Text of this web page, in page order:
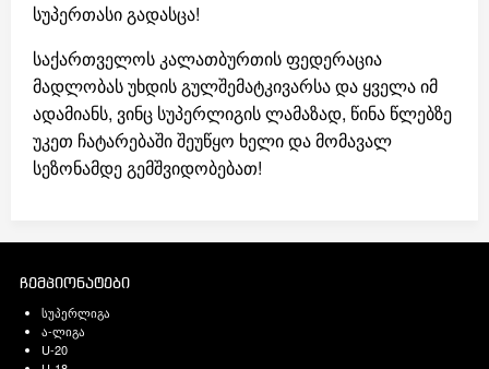
სუპერთასი გადასცა!
საქართველოს კალათბურთის ფედერაცია
მადლობას უხდის გულშემატკივარსა და ყველა იმ
ადამიანს, ვინც სუპერლიგის ლამაზად, წინა წლებზე
უკეთ ჩატარებაში შეუწყო ხელი და მომავალ
სეზონამდე გემშვიდობებათ!
ჩემპიონატები
სუპერლიგა
ა-ლიგა
U-20